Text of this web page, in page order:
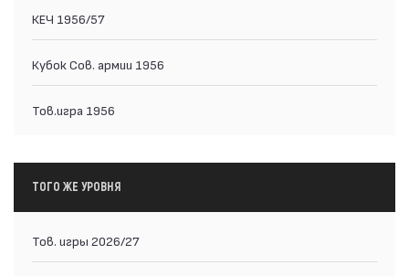
КЕЧ 1956/57
Кубок Сов. армии 1956
Тов.игра 1956
ТОГО ЖЕ УРОВНЯ
Тов. игры 2026/27